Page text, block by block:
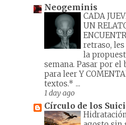
Neogeminis
CADA
UN
retraso,
la
semana. Pasar por
para leer Y
textos.* ...
1 day ago
Círculo de los